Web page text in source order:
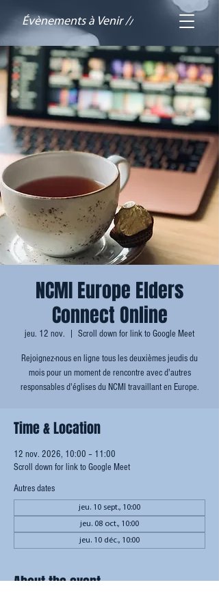
Évènements à Venir //
NCMI Europe Elders
Connect Online
jeu. 12 nov. Scroll down for link to Google Meet
Rejoignez-nous en ligne tous les deuxièmes jeudis du
mois pour un moment de rencontre avec d'autres
responsables d'églises du NCMI travaillant en Europe.
Time & Location
12 nov. 2026, 10:00 – 11:00
Scroll down for link to Google Meet
Autres dates
jeu. 10 sept., 10:00
jeu. 08 oct., 10:00
jeu. 10 déc., 10:00
About the event